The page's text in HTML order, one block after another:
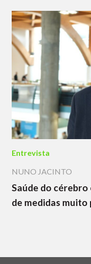
Entrevista
NUNO JACINTO
Saúde do cérebro
de medidas muito